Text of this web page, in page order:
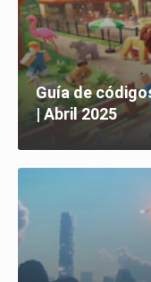
Guía de
| Abril 2025